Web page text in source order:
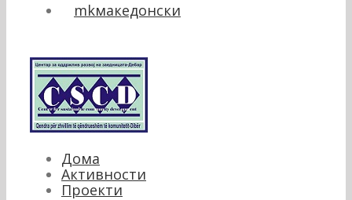
македонски
Дома
Активности
Проекти